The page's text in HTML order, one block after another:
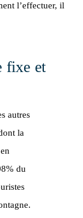
l’effectuer, il
fixe et
autres
la
du